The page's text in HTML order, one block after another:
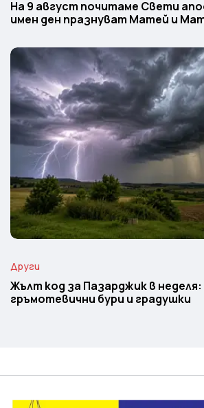
На 9 август почитаме Свети
имен ден празнуват Матей и
Други
Жълт код за Пазарджик в
гръмотевични бури и градушки